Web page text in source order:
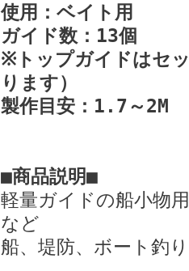
使用：ベイト用
ガイド数：13個
※トップガイドはセ
ります）
製作目安：1.7～2M
■商品説明■
軽量ガイドの船小物
など
船、堤防、ボート釣